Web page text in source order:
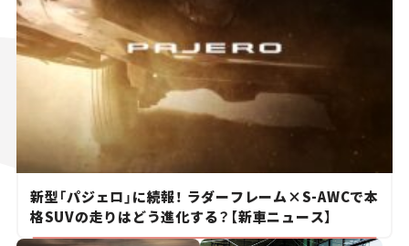
新型「パジェロ」に続報！ ラダーフレーム×S-AWCで本
格SUVの走りはどう進化する？【新車ニュース】